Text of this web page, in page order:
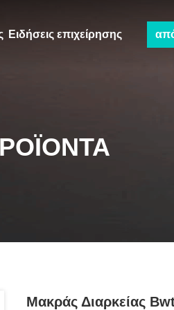
Ειδήσεις επιχείρησης
Μακράς Διαρκείας